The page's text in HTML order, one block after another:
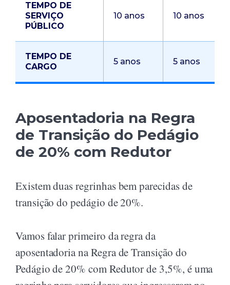
TEMPO DE
SERVIÇO
PÚBLICO
10 anos 10 anos
TEMPO DE
CARGO
5 anos 5 anos
Aposentadoria na Regra
de Transição do Pedágio
de 20% com Redutor
Existem duas regrinhas bem parecidas de
transição do pedágio de 20%.
Vamos falar primeiro da regra da
aposentadoria na Regra de Transição do
Pedágio de 20% com Redutor de 3,5%, é uma